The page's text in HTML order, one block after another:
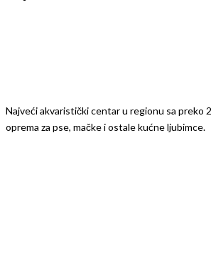
Najveći akvaristički centar u regionu sa preko
oprema za pse, mačke i ostale kućne ljubimce.